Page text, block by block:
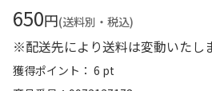
650円(送料別・税込)
※配送先により送料は変動いたし
獲得ポイント： 6 pt